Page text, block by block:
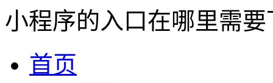
小程序的入口在哪里需要
首页